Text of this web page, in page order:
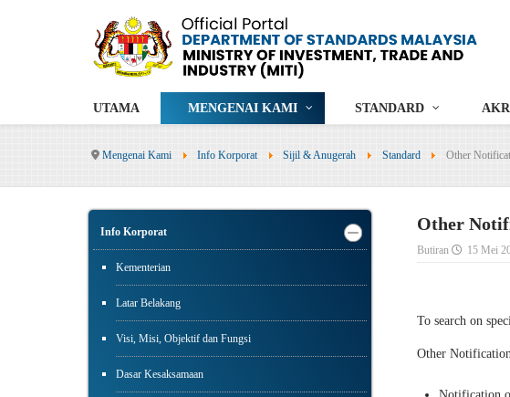
UTAMA MENGENAI KAMI STANDARD
Mengenai Kami Info Korporat Sijil & Anugerah Standard Other
Info Korporat
Kementerian
Latar Belakang
Visi, Misi, Objektif dan Fungsi
Dasar Kesaksamaan
Other
Butiran 15 Mei
To search on
Other Notification